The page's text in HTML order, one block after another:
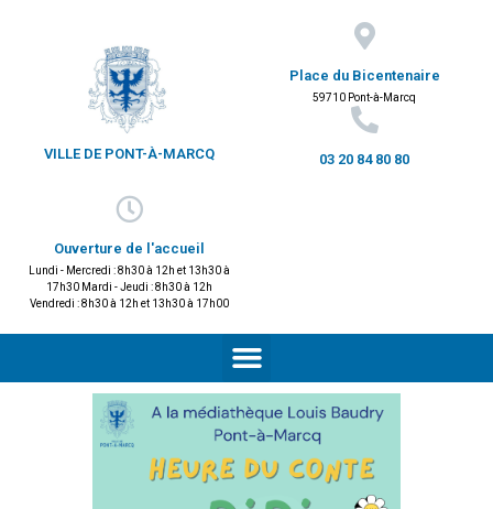
VILLE DE PONT-À-MARCQ
Place du Bicentenaire
59710 Pont-à-Marcq
03 20 84 80 80
Ouverture de l'accueil
Lundi - Mercredi : 8h30 à 12h et 13h30 à
17h30 Mardi - Jeudi : 8h30 à 12h
Vendredi : 8h30 à 12h et 13h30 à 17h00